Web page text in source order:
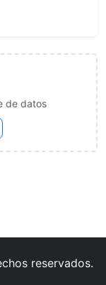
de datos
reservados.